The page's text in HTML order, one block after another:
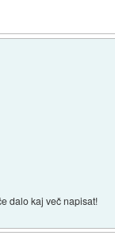
dalo kaj več napisat!